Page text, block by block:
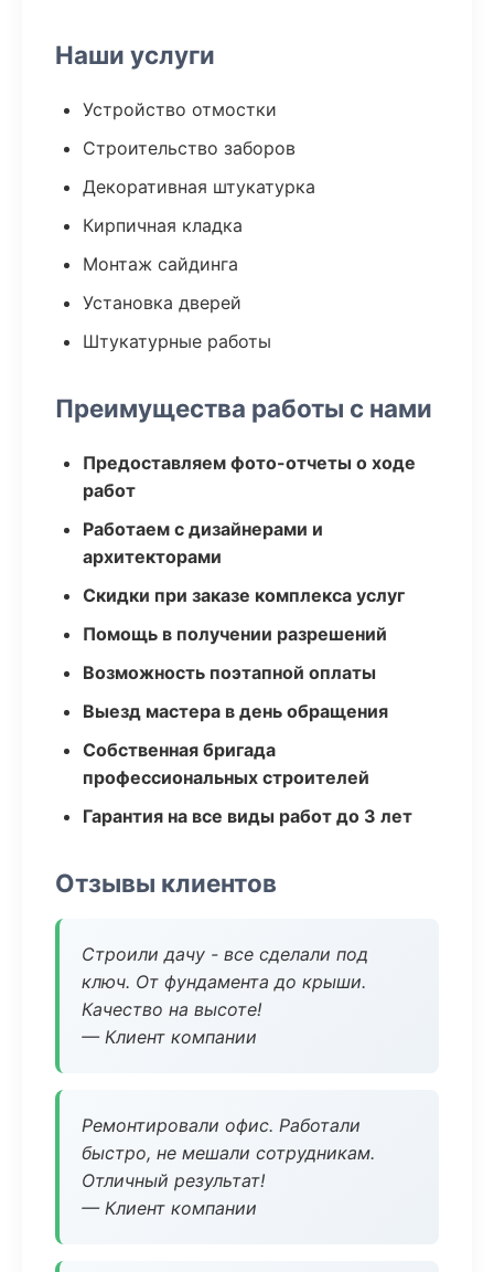
Наши услуги
Устройство отмостки
Строительство заборов
Декоративная штукатурка
Кирпичная кладка
Монтаж сайдинга
Установка дверей
Штукатурные работы
Преимущества работы с нами
Предоставляем фото-отчеты о ходе
работ
Работаем с дизайнерами и
архитекторами
Скидки при заказе комплекса услуг
Помощь в получении разрешений
Возможность поэтапной оплаты
Выезд мастера в день обращения
Собственная бригада
профессиональных строителей
Гарантия на все виды работ до 3 лет
Отзывы клиентов
Строили дачу - все сделали под
ключ. От фундамента до крыши.
Качество на высоте!
— Клиент компании
Ремонтировали офис. Работали
быстро, не мешали сотрудникам.
Отличный результат!
— Клиент компании